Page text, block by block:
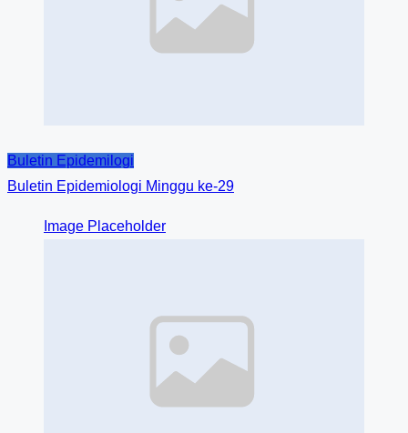
Buletin Epidemilogi
Buletin Epidemiologi Minggu ke-29
Image Placeholder